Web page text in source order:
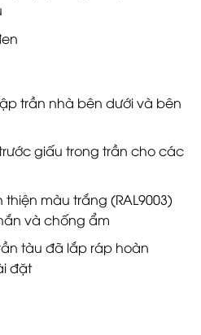
trần nhà bên dưới và bên
giấu trong trần cho các
màu trắng (RAL9003)
và chống ẩm
tàu đã lắp ráp hoàn
đặt